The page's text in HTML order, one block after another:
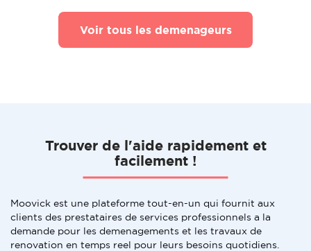
Voir tous les demenageurs
Trouver de l'aide rapidement et
facilement !
Moovick est une plateforme tout-en-un qui fournit aux
clients des prestataires de services professionnels a la
demande pour les demenagements et les travaux de
renovation en temps reel pour leurs besoins quotidiens.